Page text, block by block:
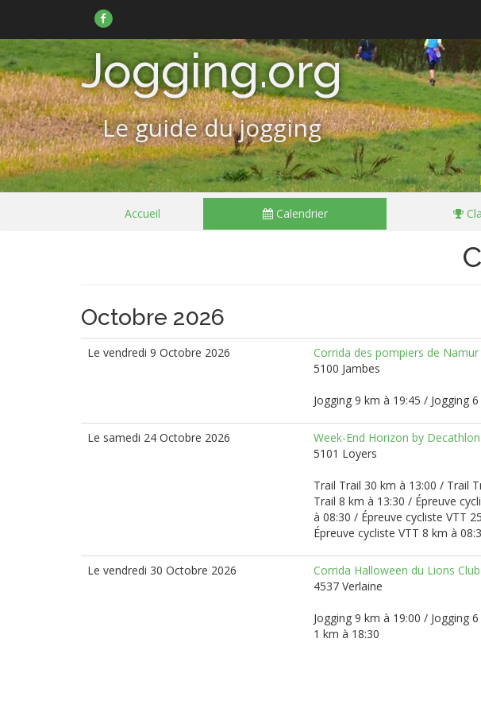
Facebook
Jogging.org
Le guide du jogging
Accueil Calendrier
Octobre 2026
Le vendredi 9 Octobre 2026
Corrida des pompiers de Namur
5100 Jambes
Jogging 9 km à 19:45 / Jogging
Le samedi 24 Octobre 2026
Week-End Horizon by Decathlon
5101 Loyers
Trail Trail 30 km à 13:00 / Trail
Trail 8 km à 13:30 / Épreuve
à 08:30 / Épreuve cycliste VTT
Épreuve cycliste VTT 8 km à
Le vendredi 30 Octobre 2026
Corrida Halloween du Lions
4537 Verlaine
Jogging 9 km à 19:00 / Jogging
1 km à 18:30